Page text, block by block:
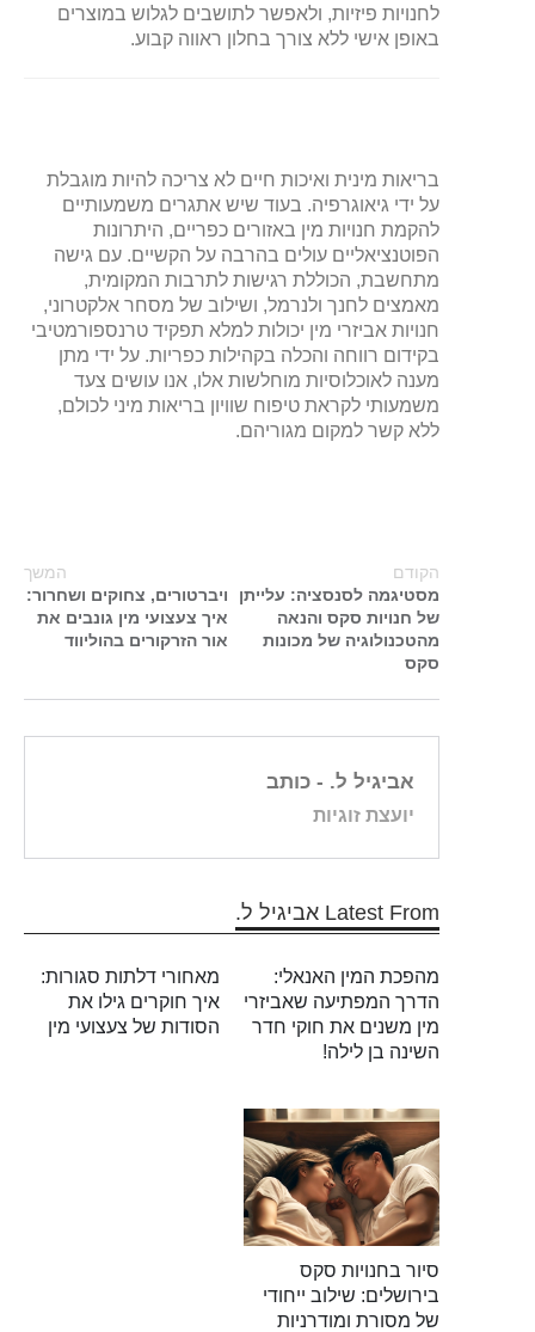
לחנויות פיזיות, ולאפשר לתושבים לגלוש במוצרים
באופן אישי ללא צורך בחלון ראווה קבוע.
בריאות מינית ואיכות חיים לא צריכה להיות מוגבלת
על ידי גיאוגרפיה. בעוד שיש אתגרים משמעותיים
להקמת חנויות מין באזורים כפריים, היתרונות
הפוטנציאליים עולים בהרבה על הקשיים. עם גישה
מתחשבת, הכוללת רגישות לתרבות המקומית,
מאמצים לחנך ולנרמל, ושילוב של מסחר אלקטרוני,
חנויות אביזרי מין יכולות למלא תפקיד טרנספורמטיבי
בקידום רווחה והכלה בקהילות כפריות. על ידי מתן
מענה לאוכלוסיות מוחלשות אלו, אנו עושים צעד
משמעותי לקראת טיפוח שוויון בריאות מיני לכולם,
ללא קשר למקום מגוריהם.
הקודם
מסטיגמה לסנסציה: עלייתן
של חנויות סקס והנאה
מהטכנולוגיה של מכונות
סקס
המשך
ויברטורים, צחוקים ושחרור:
איך צעצועי מין גונבים את
אור הזרקורים בהוליווד
אביגיל ל. - כותב
יועצת זוגיות
Latest From אביגיל ל.
מהפכת המין האנאלי:
הדרך המפתיעה שאביזרי
מין משנים את חוקי חדר
השינה בן לילה!
מאחורי דלתות סגורות:
איך חוקרים גילו את
הסודות של צעצועי מין
סיור בחנויות סקס
בירושלים: שילוב ייחודי
של מסורת ומודרניות